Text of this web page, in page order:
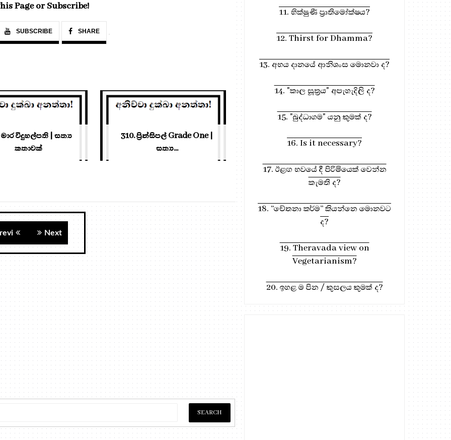
Page or Subscribe!
SUBSCRIBE SHARE
මාර විදුහල්පති | සත්‍ය
කතාවක්
310. ප්‍රින්සිපල් Grade One |
සත්‍ය...
301. ප්‍රින්සිපල් Grade One |
සත්‍ය...
292. ග්‍රේඩ් වන්
Next
11. භික්ෂුණී ප්‍රාතිමෝක්ෂය?
12. Thirst for Dhamma?
13. අභය දානයේ ආනිශංස මොනවා ද?
14. "කාල සූත්‍රය" අපැහැදිලි ද?
15. "බුද්ධාගම" යනු කුමක් ද?
16. Is it necessary?
17. ඊළඟ භවයේ දී පිරිමියෙක් වෙන්න
කැමති ද?
18. “චේතනා කර්ම” කියන්නෙ මොනවට
ද?
19. Theravada view on
Vegetarianism?
20. ඉහළ ම පින / කුසලය කුමක් ද?